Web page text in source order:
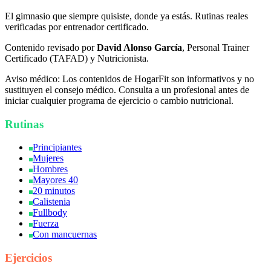
El gimnasio que siempre quisiste, donde ya estás. Rutinas reales
verificadas por entrenador certificado.
Contenido revisado porDavid Alonso García, Personal Trainer
Certificado (TAFAD) y Nutricionista.
Aviso médico: Los contenidos de HogarFit son informativos y no
sustituyen el consejo médico. Consulta a un profesional antes de
iniciar cualquier programa de ejercicio o cambio nutricional.
Rutinas
Principiantes
Mujeres
Hombres
Mayores 40
20 minutos
Calistenia
Fullbody
Fuerza
Con mancuernas
Ejercicios